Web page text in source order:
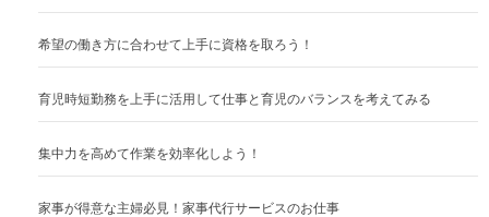
希望の働き方に合わせて上手に資格を取ろう！
育児時短勤務を上手に活用して仕事と育児のバランスを考えてみる
集中力を高めて作業を効率化しよう！
家事が得意な主婦必見！家事代行サービスのお仕事